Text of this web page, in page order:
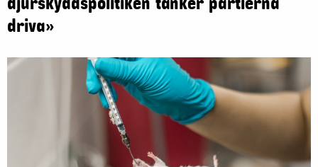
driva»